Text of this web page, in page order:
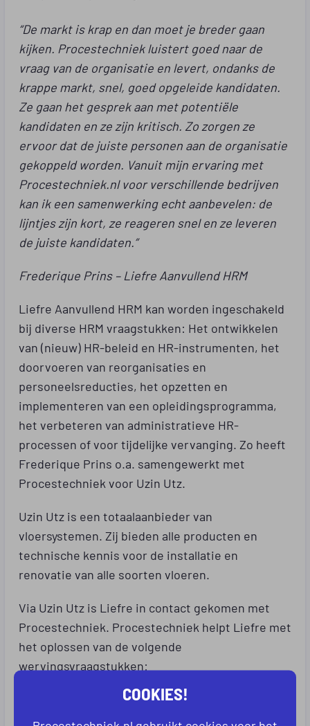
“De markt is krap en dan moet je breder gaan
kijken. Procestechniek luistert goed naar de
vraag van de organisatie en levert, ondanks de
krappe markt, snel, goed opgeleide kandidaten.
Ze gaan het gesprek aan met potentiële
kandidaten en ze zijn kritisch. Zo zorgen ze
ervoor dat de juiste personen aan de organisatie
gekoppeld worden. Vanuit mijn ervaring met
Procestechniek.nl voor verschillende bedrijven
kan ik een samenwerking echt aanbevelen: de
lijntjes zijn kort, ze reageren snel en ze leveren
de juiste kandidaten.”
Frederique Prins – Liefre Aanvullend HRM
Liefre Aanvullend HRM kan worden ingeschakeld
bij diverse HRM vraagstukken: Het ontwikkelen
van (nieuw) HR-beleid en HR-instrumenten, het
doorvoeren van reorganisaties en
personeelsreducties, het opzetten en
implementeren van een opleidingsprogramma,
het verbeteren van administratieve HR-
processen of voor tijdelijke vervanging. Zo heeft
Frederique Prins o.a. samengewerkt met
Procestechniek voor Uzin Utz.
Uzin Utz is een totaalaanbieder van
vloersystemen. Zij bieden alle producten en
technische kennis voor de installatie en
renovatie van alle soorten vloeren.
Via Uzin Utz is Liefre in contact gekomen met
Procestechniek. Procestechniek helpt Liefre met
het oplossen van de volgende
wervingsvraagstukken:
Het werven van medewerkers voor moeilijk
COOKIES!